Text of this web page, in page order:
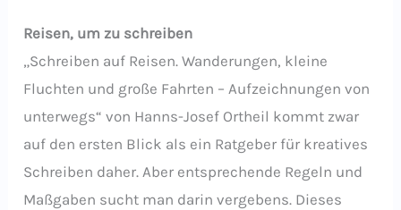
Reisen, um zu schreiben
„Schreiben auf Reisen. Wanderungen, kleine
Fluchten und große Fahrten – Aufzeichnungen von
unterwegs“ von Hanns-Josef Ortheil kommt zwar
auf den ersten Blick als ein Ratgeber für kreatives
Schreiben daher. Aber entsprechende Regeln und
Maßgaben sucht man darin vergebens. Dieses